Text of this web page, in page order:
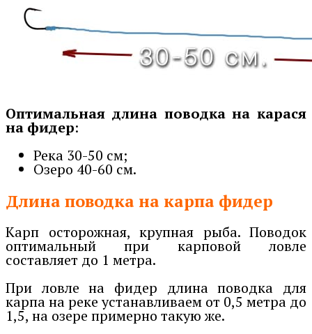
Оптимальная длина поводка на карася
на фидер:
Река 30-50 см;
Озеро 40-60 см.
Длина поводка на карпа фидер
Карп осторожная, крупная рыба. Поводок
оптимальный при карповой ловле
составляет до 1 метра.
При ловле на фидер длина поводка для
карпа на реке устанавливаем от 0,5 метра до
1,5, на озере примерно такую же.